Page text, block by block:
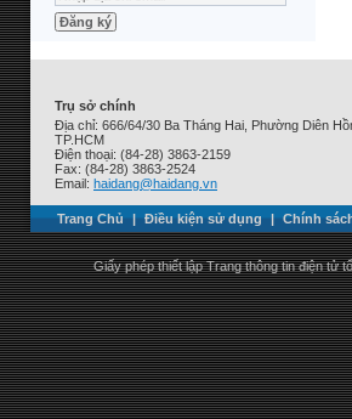
Trụ sở chính
Địa chỉ: 666/64/30 Ba Tháng Hai, Phường Diên
TP.HCM
Điện thoại: (84-28) 3863-2159
Fax: (84-28) 3863-2524
Email: haidang@haidang.vn
Trang Chủ | Điều kiện sử dụng | Chính
Giấy phép thiết lập Trang thông tin điện tử